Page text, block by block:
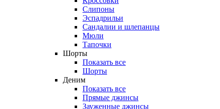
Слипоны
Эспадрильи
Сандалии и шлепанцы
Мюли
Тапочки
Шорты
Показать все
Шорты
Деним
Показать все
Прямые джинсы
Зауженные джинсы